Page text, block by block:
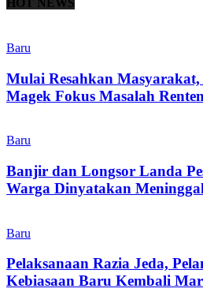
Baru
Mulai Resahkan
Magek Fokus Masalah
Baru
Banjir dan Longsor Landa
Warga Dinyatakan
Baru
Pelaksanaan Razia Jeda,
Kebiasaan Baru Kembali